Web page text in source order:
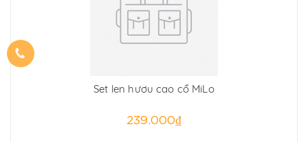
Set len hươu cao cổ MiLo
239.000₫